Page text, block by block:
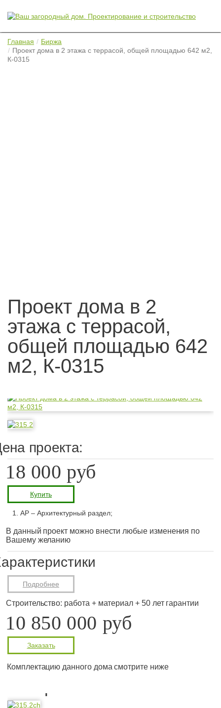
Главная
Биржа
Проект дома в 2 этажа с террасой, общей площадью 642 м2,
К-0315
Проект дома в 2
этажа с террасой,
общей площадью 642
м2, К-0315
проекта:
18 000 руб
Купить
АР – Архитектурный раздел;
В данный проект можно внести любые изменения по
Вашему желанию
Подробнее
Строительство: работа + материал + 50 лет гарантии
10 850 000 руб
Заказать
Комплектацию данного дома смотрите ниже